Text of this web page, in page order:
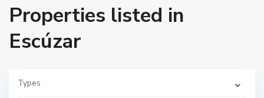
Properties listed in
Escúzar
Types